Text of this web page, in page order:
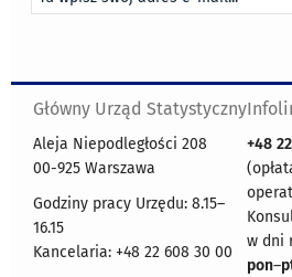
Główny Urząd Statystyczny
Aleja Niepodległości 208
00-925 Warszawa
Godziny pracy Urzędu: 8.15–
16.15
Kancelaria: +48 22 608 30 00
+48
w dni
pon–